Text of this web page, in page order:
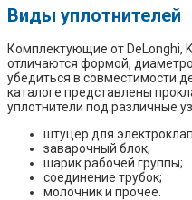
Виды уплотнителей
Комплектующие от DeLonghi,
отличаются формой,
убедиться в совместимости
каталоге представлены
уплотнители под различные
штуцер для
заварочный блок;
шарик рабочей группы;
соединение трубок;
молочник и прочее.